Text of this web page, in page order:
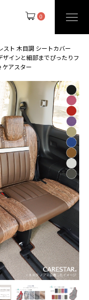
0
スト 木目調 シートカバー
インと細部までぴったりフ
アスター